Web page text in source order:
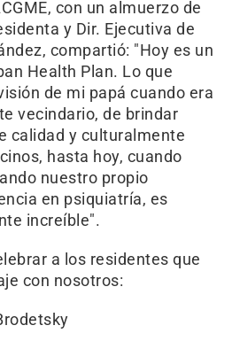
con un almuerzo de
y Dir. Ejecutiva de
compartió: "Hoy es un
Health Plan. Lo que
de mi papá cuando era
vecindario, de brindar
calidad y culturalmente
hasta hoy, cuando
nuestro propio
en psiquiatría, es
increíble".
a los residentes que
con nosotros: